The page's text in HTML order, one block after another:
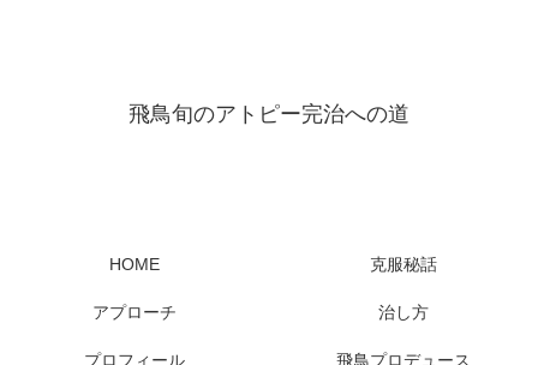
飛鳥旬のアトピー完治への道
HOME 克服秘話
アプローチ 治し方
プロフィール 飛鳥プロデュース